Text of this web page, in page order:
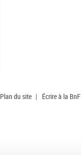
Plan du site | Écrire à la BnF